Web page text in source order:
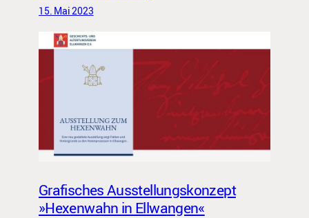
15. Mai 2023
Grafisches Ausstellungskonzept
»Hexenwahn in Ellwangen«